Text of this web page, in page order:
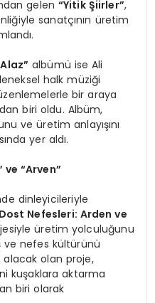
gelen “Yitik Şiirler”,
sanatçının üretim
albümü ise Ali
halk müziği
bir araya
biri oldu. Albüm,
ve üretim anlayışını
yer aldı.
ve “Arven”
dinleyicileriyle
Nefesleri: Arden ve
üretim yolculuğunu
ve nefes kültürünü
alacak olan proje,
kuşaklara aktarma
biri olarak